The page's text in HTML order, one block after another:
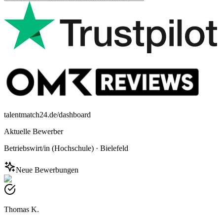
talentmatch24.de/dashboard
Aktuelle Bewerber
Betriebswirt/in (Hochschule) · Bielefeld
Neue Bewerbungen
Thomas K.